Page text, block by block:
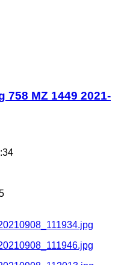
758 MZ 1449 2021-